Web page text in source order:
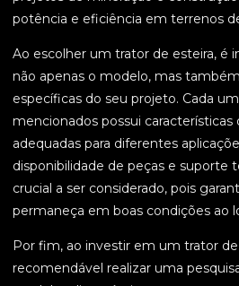
potência e eficiência em terrenos
Ao escolher um trator de esteira, é
não apenas o modelo, mas
específicas do seu projeto. Cada
mencionados possui
adequadas para diferentes
disponibilidade de peças e suporte
crucial a ser considerado, pois
permaneça em boas condições ao
Por fim, ao investir em um trator de
recomendável realizar uma